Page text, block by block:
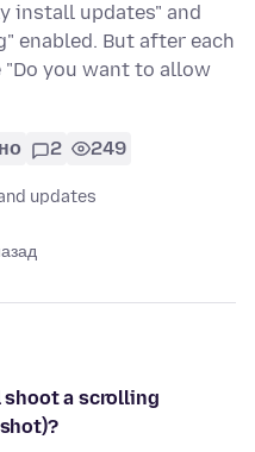
install updates" and
enabled. But after each
you want to allow
2 249
updates
a scrolling